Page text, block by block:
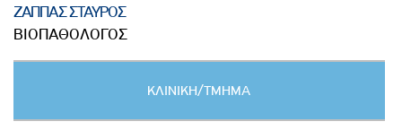
ΖΑΠΠΑΣ ΣΤΑΥΡΟΣ
ΒΙΟΠΑΘΟΛΟΓΟΣ
ΚΛΙΝΙΚΗ/ΤΜΗΜΑ